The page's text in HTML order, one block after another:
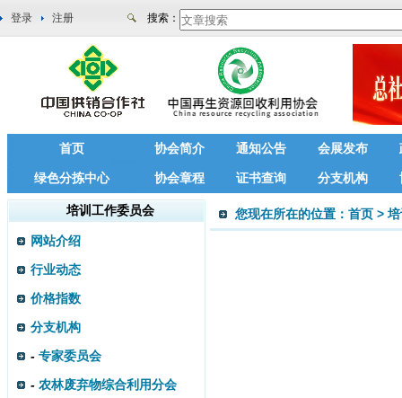
登录 注册 搜索：
首页 协会简介 通知公告 会展发布
绿色分拣中心 协会章程 证书查询 分支机构
培训工作委员会
网站介绍
行业动态
价格指数
分支机构
- 专家委员会
- 农林废弃物综合利用分会
您现在所在的位置： 首页 >培